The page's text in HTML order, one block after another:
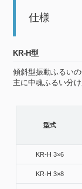
仕様
KR-H型
傾斜型振動ふるい
主に中魂ふるい分
型式
KR-H 3×6
KR-H 3×8